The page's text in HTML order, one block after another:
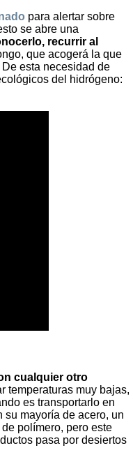
para alertar sobre
se abre una
recurrir al
que acogerá la que
esta necesidad de
del hidrógeno:
cualquier otro
temperaturas muy bajas,
es transportarlo en
su mayoría de acero, un
polímero, pero este
pasa por desiertos